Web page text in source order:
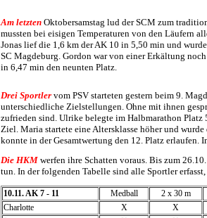
Am letzten Oktobersamstag lud der SCM zum
mussten bei eisigen Temperaturen von den Läufern
Jonas lief die 1,6 km der AK 10 in 5,50 min und
SC Magdeburg. Gordon war von einer Erkältung
in 6,47 min den neunten Platz.
Drei Sportler vom PSV starteten gestern beim 9.
unterschiedliche Zielstellungen. Ohne mit ihnen
zufrieden sind. Ulrike belegte im Halbmarathon
Ziel. Maria startete eine Altersklasse höher und
konnte in der Gesamtwertung den 12. Platz erlaufen.
Die HKM werfen ihre Schatten voraus. Bis zum
tun. In der folgenden Tabelle sind alle Sportler
10.11. AK 7 - 11 Medball 2 x 30 m
Charlotte
X X